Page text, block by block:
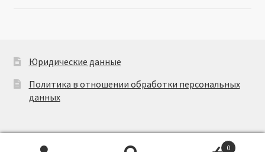
Юридические данные
Политика в отношении обработки персональных
данных
0